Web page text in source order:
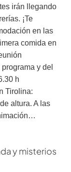
irán llegando
¡Te
en las
comida en
y del
h
Tirolina:
altura. A las
y misterios